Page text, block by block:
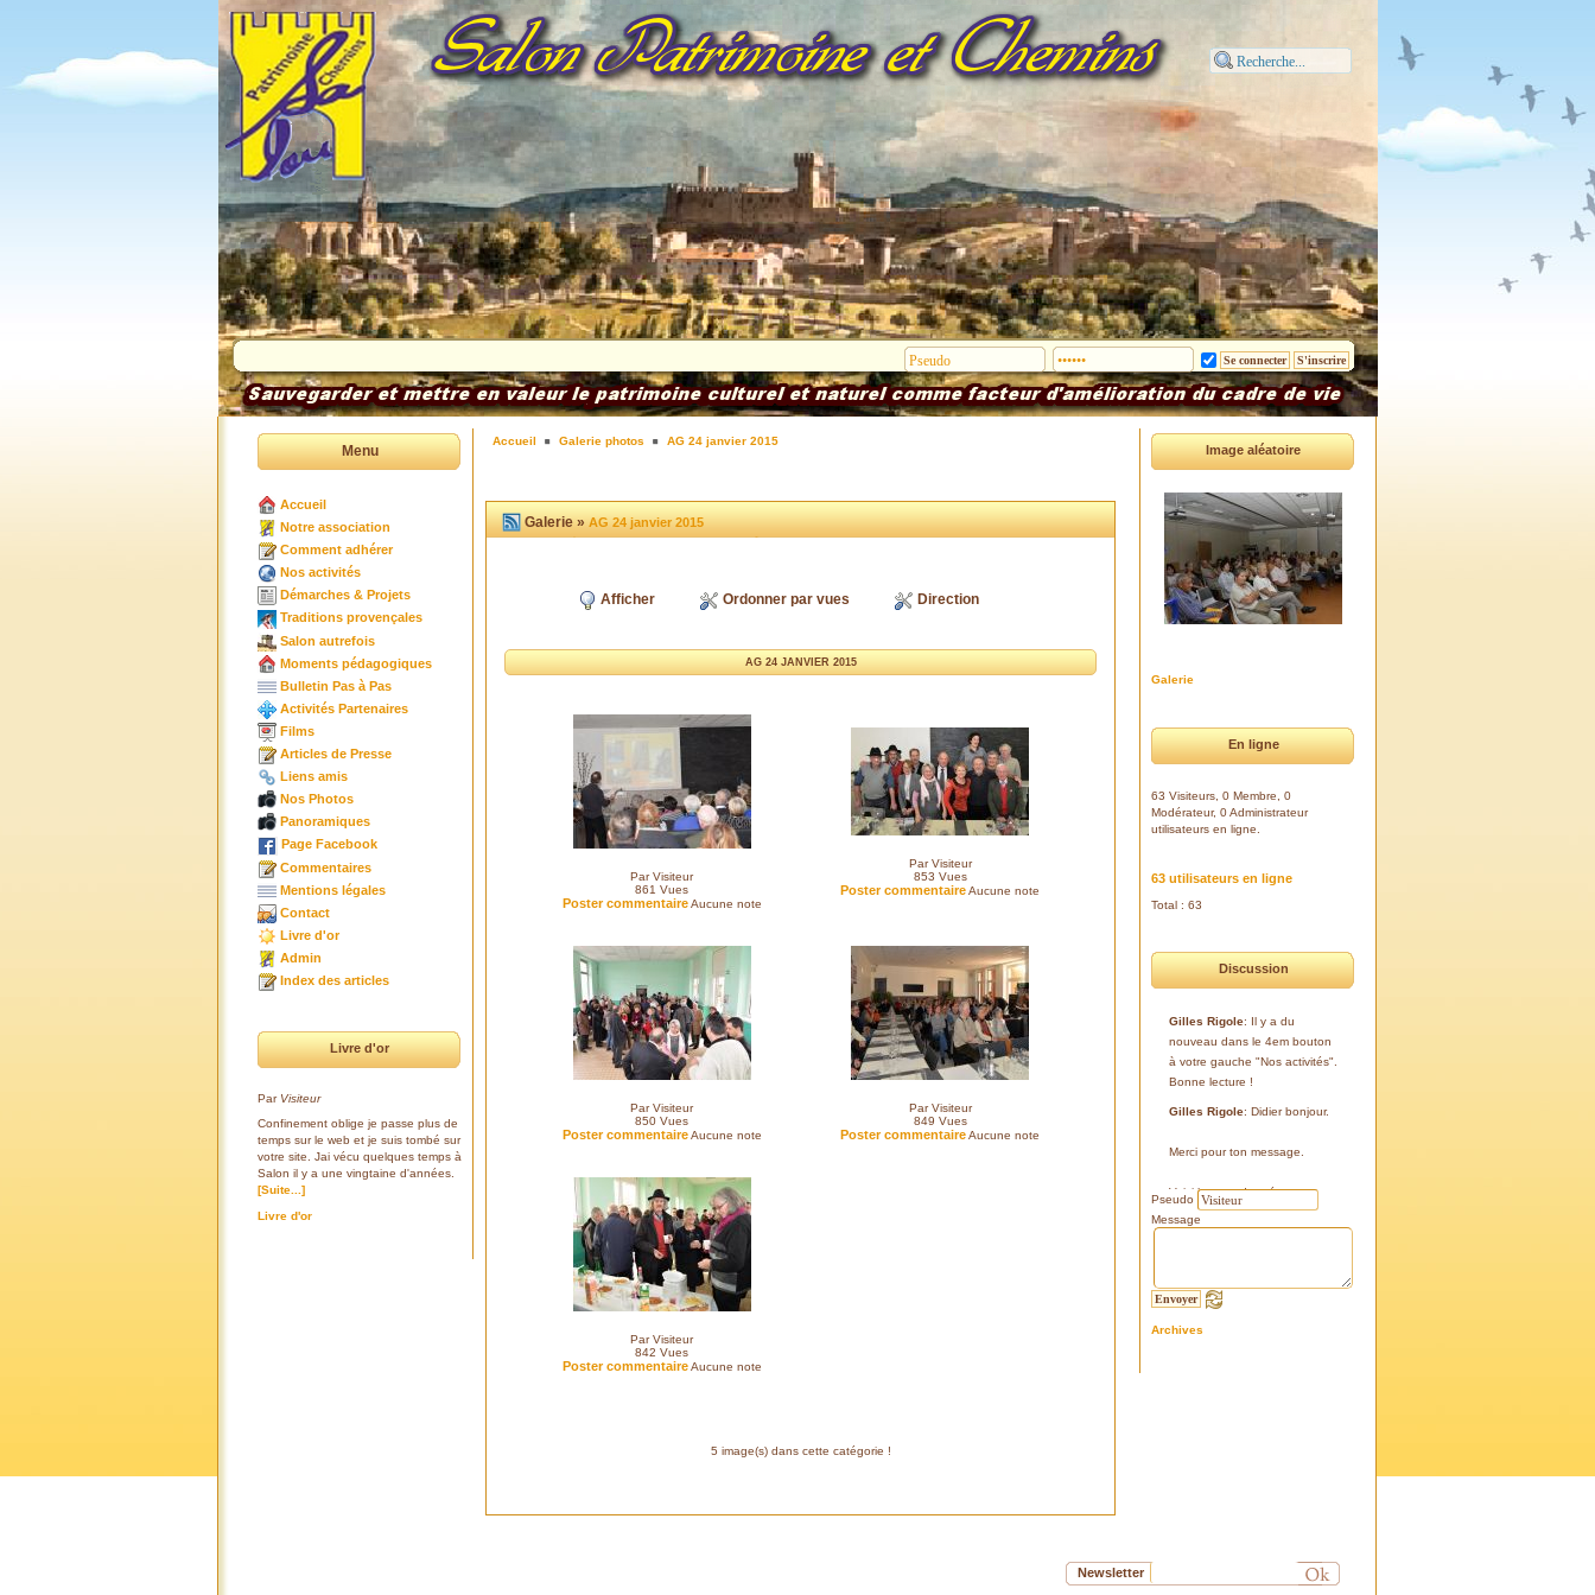
Menu
Accueil
Notre association
Comment adhérer
Nos activités
Démarches & Projets
Traditions provençales
Salon autrefois
Moments pédagogiques
Bulletin Pas à Pas
Activités Partenaires
Films
Articles de Presse
Liens amis
Nos Photos
Panoramiques
Page Facebook
Commentaires
Mentions légales
Contact
Livre d'or
Admin
Index des articles
Livre d'or
Par Visiteur
Confinement oblige je passe plus de
temps sur le web et je suis tombé sur
votre site. Jai vécu quelques temps à
Salon il y a une vingtaine d'années.
[Suite...]
Livre d'or
Image aléatoire
Galerie
En ligne
63 Visiteurs, 0 Membre, 0
Modérateur, 0 Administrateur
utilisateurs en ligne.
63 utilisateurs en ligne
Total : 63
Discussion
Gilles Rigole: Il y a du
nouveau dans le 4em bouton
à votre gauche "Nos activités".
Bonne lecture !
Gilles Rigole: Didier bonjour.
Merci pour ton message.
Voici les coordonnées:
43°38'48'' N
Si tu le peux, le veux, notre
l'Eissame, fait une sortie le
Salon, auriez-vous cette info .
Merci d'avance
Pseudo
Message
Archives
Accueil Galerie photos AG 24 janvier 2015
Galerie »AG 24 janvier 2015
Afficher Ordonner par vues Direction
AG 24 JANVIER 2015
Par Visiteur
861 Vues
Poster commentaireAucune note
Par Visiteur
853 Vues
Poster commentaireAucune note
Par Visiteur
850 Vues
Poster commentaireAucune note
Par Visiteur
849 Vues
Poster commentaireAucune note
Par Visiteur
842 Vues
Poster commentaireAucune note
5 image(s) dans cette catégorie !
Newsletter